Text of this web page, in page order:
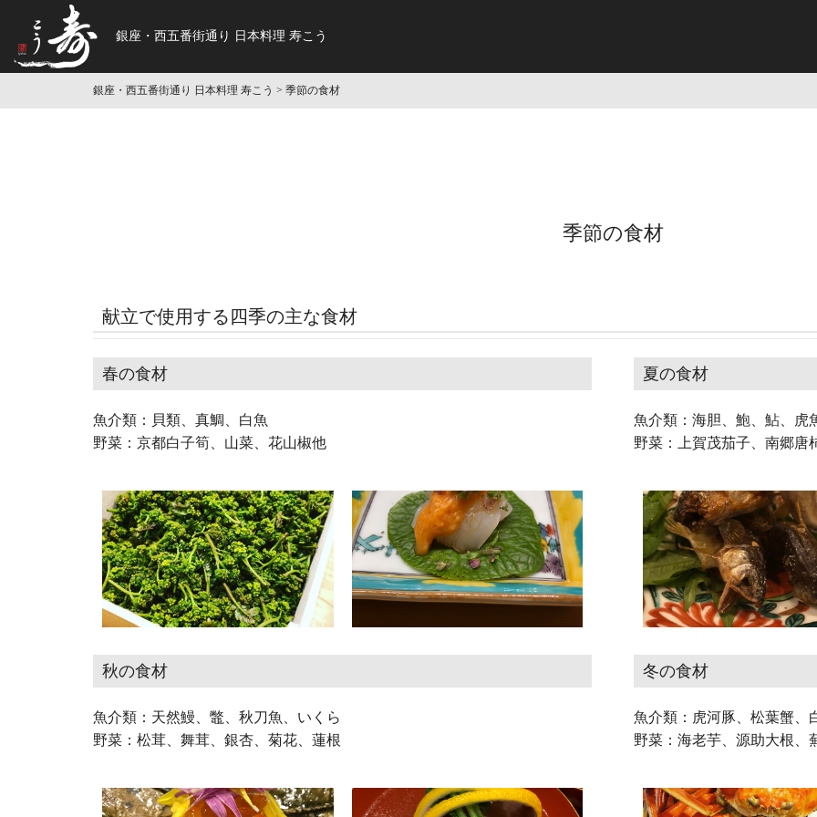
銀座・西五番街通り 日本料理 寿こう
銀座・西五番街通り 日本料理 寿こう > 季節の食材
季節の食材
献立で使用する四季の主な食材
春の食材
魚介類：貝類、真鯛、白魚
野菜：京都白子筍、山菜、花山椒他
夏の食材
魚介類：海胆、鮑、鮎、虎
野菜：上賀茂茄子、南郷唐
秋の食材
魚介類：天然鰻、鼈、秋刀魚、いくら
野菜：松茸、舞茸、銀杏、菊花、蓮根
冬の食材
魚介類：虎河豚、松葉蟹、
野菜：海老芋、源助大根、